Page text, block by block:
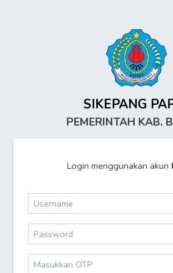
SIKEPANG
PEMERINTAH KAB.
Login menggunakan akun